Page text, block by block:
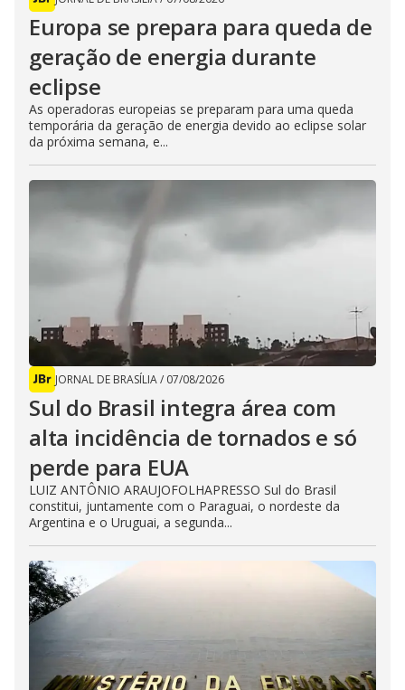
Europa se prepara para queda de
geração de energia durante
eclipse
As operadoras europeias se preparam para uma queda
temporária da geração de energia devido ao eclipse solar
da próxima semana, e...
JORNAL DE BRASÍLIA/ 07/08/2026
Sul do Brasil integra área com
alta incidência de tornados e só
perde para EUA
LUIZ ANTÔNIO ARAUJOFOLHAPRESSO Sul do Brasil
constitui, juntamente com o Paraguai, o nordeste da
Argentina e o Uruguai, a segunda...